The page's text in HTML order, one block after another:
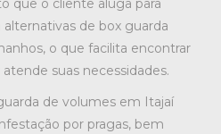
que o cliente aluga para
de box guarda
o que facilita encontrar
suas necessidades.
de volumes em Itajaí
por pragas, bem